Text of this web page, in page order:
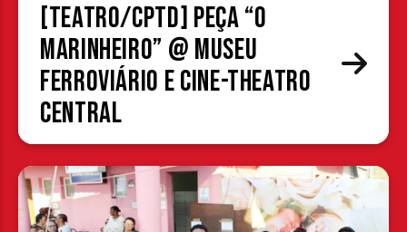
[TEATRO/CPTD] Peça “O
Marinheiro” @ Museu
Ferroviário e Cine-Theatro
Central